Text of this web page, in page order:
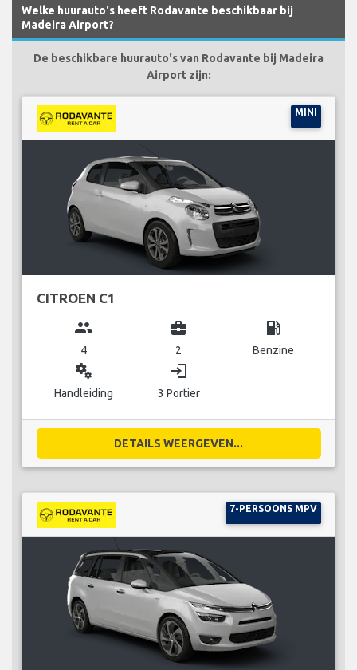
Welke huurauto's heeft Rodavante beschikbaar bij
Madeira Airport?
De beschikbare huurauto's van Rodavante bij Madeira
Airport zijn:
MINI
CITROEN C1
group
4
business_center
2
local_gas_station
Benzine
miscellaneous_services
Handleiding
login
3 Portier
DETAILS WEERGEVEN...
7-PERSOONS MPV